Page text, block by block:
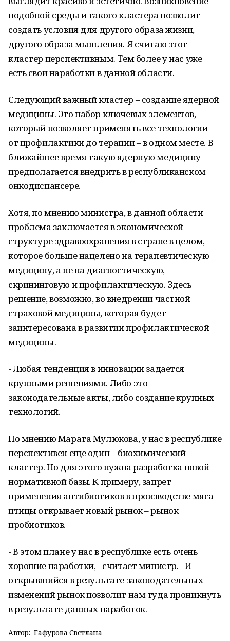
подобной среды и такого кластера позволит
создать условия для другого образа жизни,
другого образа мышления. Я считаю этот
кластер перспективным. Тем более у нас уже
есть свои наработки в данной области.
Следующий важный кластер – создание ядерной
медицины. Это набор ключевых элементов,
который позволяет применять все технологии –
от профилактики до терапии – в одном месте. В
ближайшее время такую ядерную медицину
предполагается внедрить в республиканском
онкодиспансере.
Хотя, по мнению министра, в данной области
проблема заключается в экономической
структуре здравоохранения в стране в целом,
которое больше нацелено на терапевтическую
медицину, а не на диагностическую,
скрининговую и профилактическую. Здесь
решение, возможно, во внедрении частной
страховой медицины, которая будет
заинтересована в развитии профилактической
медицины.
- Любая тенденция в инновации задается
крупными решениями. Либо это
законодательные акты, либо создание крупных
технологий.
По мнению Марата Мулюкова, у нас в республике
перспективен еще один – биохимический
кластер. Но для этого нужна разработка новой
нормативной базы. К примеру, запрет
применения антибиотиков в производстве мяса
птицы открывает новый рынок – рынок
пробиотиков.
- В этом плане у нас в республике есть очень
хорошие наработки, - считает министр. - И
открывшийся в результате законодательных
изменений рынок позволит нам туда проникнуть
в результате данных наработок.
Автор: Гафурова Светлана